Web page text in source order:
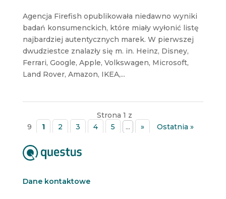
Agencja Firefish opublikowała niedawno wyniki
badań konsumenckich, które miały wyłonić listę
najbardziej autentycznych marek. W pierwszej
dwudziestce znalazły się m. in. Heinz, Disney,
Ferrari, Google, Apple, Volkswagen, Microsoft,
Land Rover, Amazon, IKEA,...
Strona 1 z
9
1 2 3 4 5 ... » Ostatnia »
Dane kontaktowe